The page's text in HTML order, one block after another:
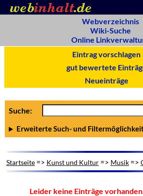
Webverzeichnis
Wiki-Suche
Online
Eintrag vorschlagen
gut bewertete
Neueinträge
Suche:
Erweiterte Such- und
Startseite=> Kunst und Kultur=> Musik=>
Leider keine Einträge